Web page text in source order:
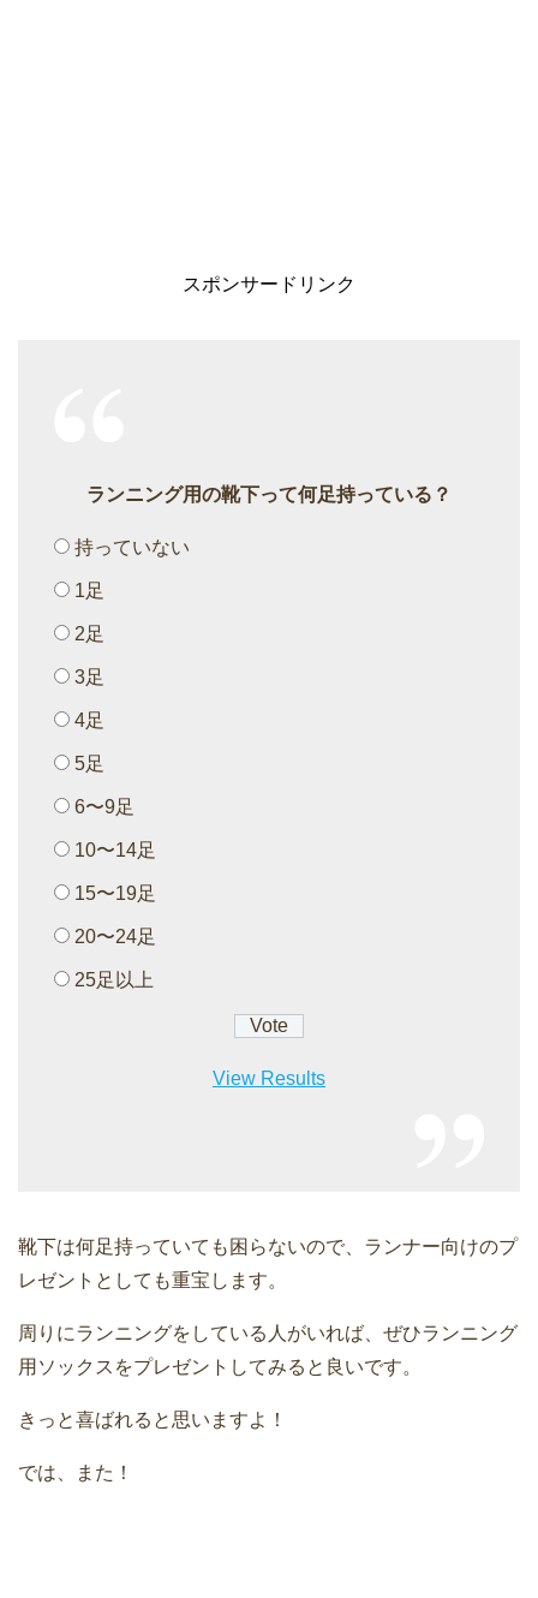
スポンサードリンク
ランニング用の靴下って何足持っている？
持っていない
1足
2足
3足
4足
5足
6〜9足
10〜14足
15〜19足
20〜24足
25足以上
View Results
靴下は何足持っていても困らないので、ランナー向けのプ
レゼントとしても重宝します。
周りにランニングをしている人がいれば、ぜひランニング
用ソックスをプレゼントしてみると良いです。
きっと喜ばれると思いますよ！
では、また！